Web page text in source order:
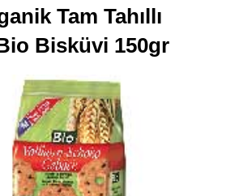
Tam Tahıllı
Bisküvi 150gr